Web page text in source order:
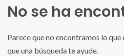
No se ha
Parece que no encontramos lo que
que una búsqueda te ayude.